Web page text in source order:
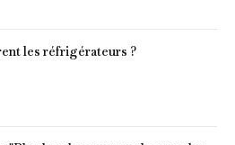
les réfrigérateurs ?